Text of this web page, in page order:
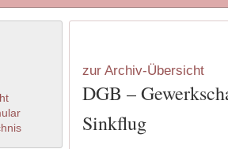
zur Archiv-Übersicht
DGB –
Sinkflug